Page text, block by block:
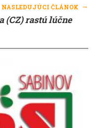
NASLEDUJÚCI ČLÁNOK →
(CZ) rastú lúčne